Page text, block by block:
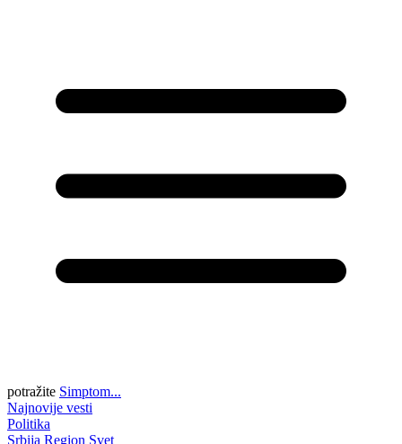
potražite Simptom...
Najnovije vesti
Politika
Srbija Region Svet